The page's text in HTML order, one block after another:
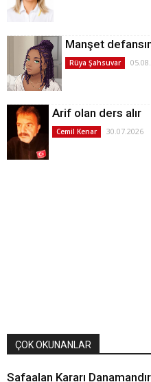
Manşet
Rüya Şahsuvar
Arif olan ders alır
Cemil Kenar 30.07.2026
ÇOK OKUNANLAR
Safaalan Kararı